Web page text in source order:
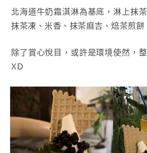
北海道牛奶霜淇淋為基底，淋上抹
抹茶凍、米香、抹茶麻吉、焙茶煎餅
除了賞心悅目，或許是環境使然，
XD